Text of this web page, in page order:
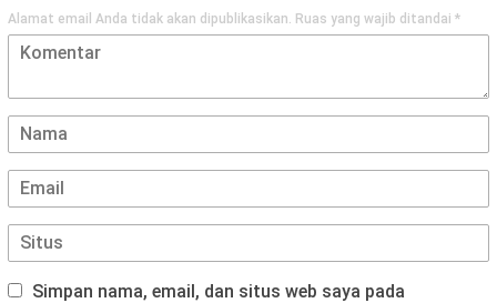
Alamat email Anda tidak akan dipublikasikan. Ruas yang wajib ditandai *
Simpan nama, email, dan situs web saya pada